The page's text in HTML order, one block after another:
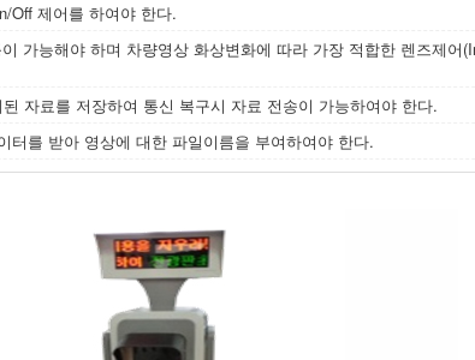
Off 제어를 하여야 한다.
가능해야 하며 차량영상 화상변화에 따라 가장 적합한 렌즈제어
자료를 저장하여 통신 복구시 자료 전송이 가능하여야 한다.
터를 받아 영상에 대한 파일이름을 부여하여야 한다.